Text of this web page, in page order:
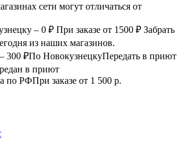
сети могут отличаться от
– 0 ₽ При заказе от 1500 ₽ Забрать
из наших магазинов.
300 ₽По НовокузнецкуПередать в приют
в приют
по РФПри заказе от 1 500 р.